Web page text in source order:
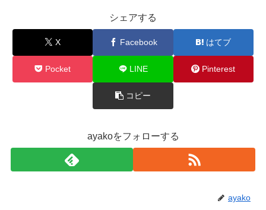
シェアする
X Facebook はてブ
Pocket LINE Pinterest
コピー
ayakoをフォローする
ayako